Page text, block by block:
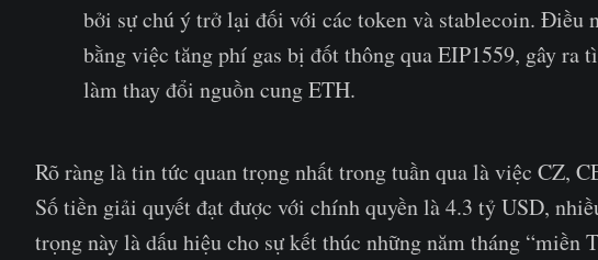
bởi sự chú ý trở lại đối với các token và stablecoin. Điều
bằng việc tăng phí gas bị đốt thông qua EIP1559, gây ra
làm thay đổi nguồn cung ETH.
Rõ ràng là tin tức quan trọng nhất trong tuần qua là việc CZ,
Số tiền giải quyết đạt được với chính quyền là 4.3 tỷ USD,
trọng này là dấu hiệu cho sự kết thúc những năm tháng “miền